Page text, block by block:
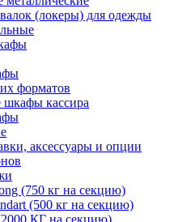
(локеры) для одежды
форматов
кассира
аксессуары и опции
(750 кг на секцию)
(500 кг на секцию)
КГ на секцию)